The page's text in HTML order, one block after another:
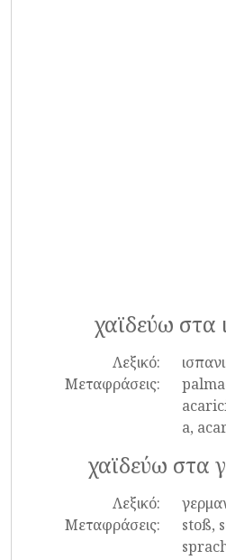
χαϊδεύω στα
Λεξικό:
Μεταφράσεις:
a,
χαϊδεύω στα
Λεξικό:
Μεταφράσεις:
stoß,